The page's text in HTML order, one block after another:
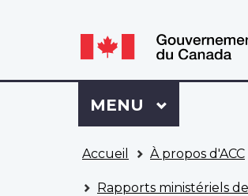
Language
switcher
Language
switcher
Se
connecter
à
Dossier
ACC
Menu
MENU PRINCIPAL
Accueil À propos d'ACC
Rapports ministériels